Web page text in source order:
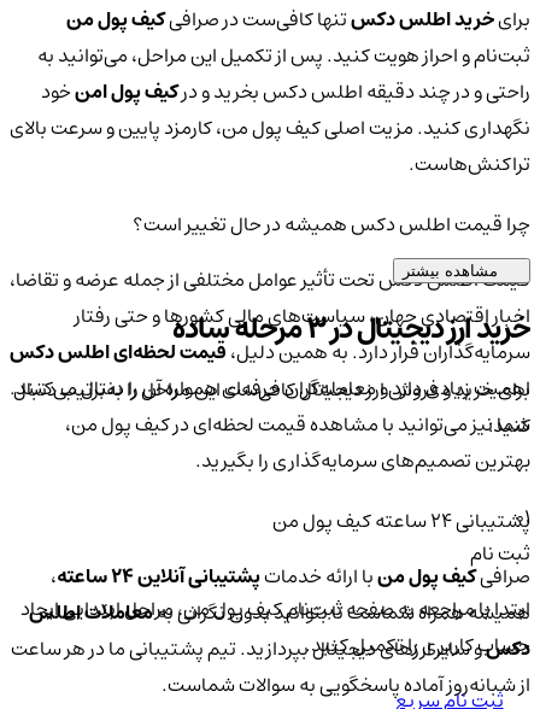
برایخرید اطلس دکستنها کافی‌ست در صرافیکیف پول من
ثبت‌نام و احراز هویت کنید. پس از تکمیل این مراحل، می‌توانید به
راحتی و در چند دقیقه اطلس دکس بخرید و درکیف پول امنخود
نگهداری کنید. مزیت اصلی کیف پول من، کارمزد پایین و سرعت بالای
تراکنش‌هاست.
چرا قیمت اطلس دکس همیشه در حال تغییر است؟
قیمت اطلس دکس تحت تأثیر عوامل مختلفی از جمله عرضه و تقاضا،
اخبار اقتصادی جهان، سیاست‌های مالی کشورها و حتی رفتار
سرمایه‌گذاران قرار دارد. به همین دلیل،قیمت لحظه‌ای اطلس دکس
اهمیت زیادی دارد و معامله‌گران حرفه‌ای همواره آن را دنبال می‌کنند.
شما نیز می‌توانید با مشاهده قیمت لحظه‌ای در کیف پول من،
بهترین تصمیم‌های سرمایه‌گذاری را بگیرید.
پشتیبانی ۲۴ ساعته کیف پول من
صرافیکیف پول منبا ارائه خدماتپشتیبانی آنلاین ۲۴ ساعته
،
همیشه همراه شماست تا بتوانید بدون نگرانی بهمعاملات اطلس
دکسو سایر ارزهای دیجیتال بپردازید. تیم پشتیبانی ما در هر ساعت
از شبانه‌روز آماده پاسخگویی به سوالات شماست.
مشاهده بیشتر
خرید ارز دیجیتال در 3 مرحله ساده
برای خرید و فروش ارز دیجیتال کافی‌ست این مراحل را به‌ترتیب دنبال
کنید:
01
ثبت نام
ابتدا با مراجعه به صفحه ثبت‌نام کیف‌ پول من، مراحل ابتدایی ایجاد
حساب کاربری را تکمیل کنید.
ثبت نام سریع